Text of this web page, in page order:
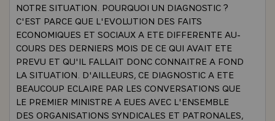
NOTRE SITUATION. POURQUOI UN DIAGNOSTIC ?
C'EST PARCE QUE L'EVOLUTION DES FAITS
ECONOMIQUES ET SOCIAUX A ETE DIFFERENTE AU-
COURS DES DERNIERS MOIS DE CE QUI AVAIT ETE
PREVU ET QU'IL FALLAIT DONC CONNAITRE A FOND
LA SITUATION. D'AILLEURS, CE DIAGNOSTIC A ETE
BEAUCOUP ECLAIRE PAR LES CONVERSATIONS QUE
LE PREMIER MINISTRE A EUES AVEC L'ENSEMBLE
DES ORGANISATIONS SYNDICALES ET PATRONALES,